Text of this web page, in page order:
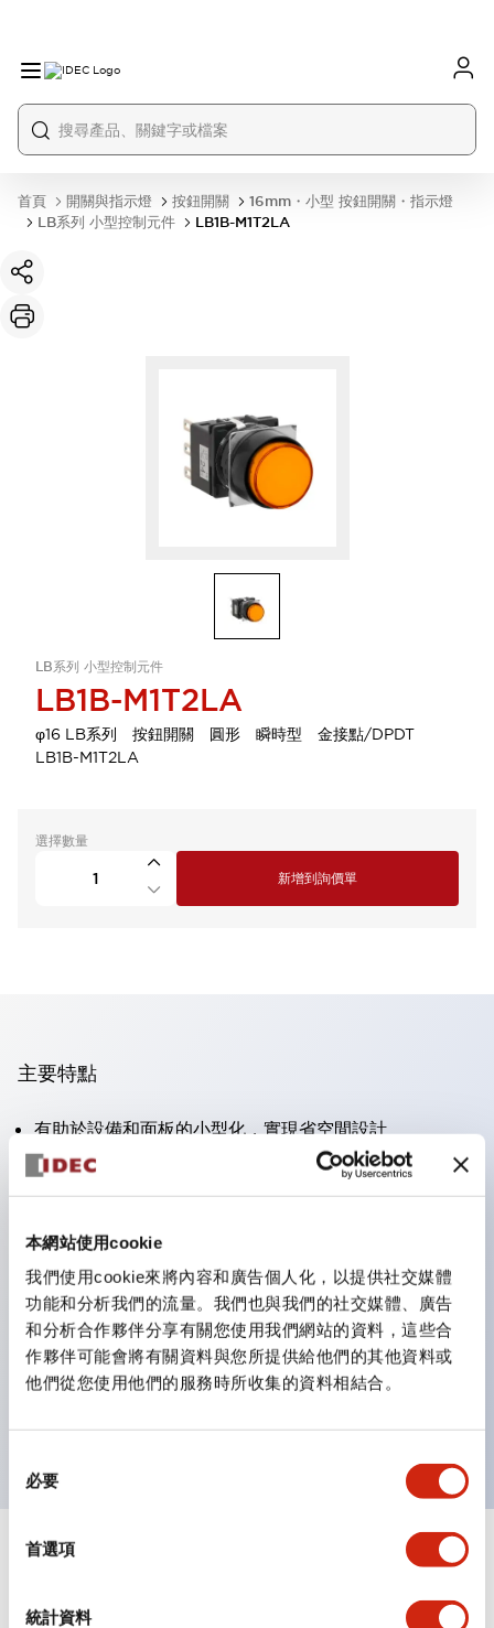
本網站使用cookie
我們使用cookie來將內容和廣告個人化，以提供社交媒體
功能和分析我們的流量。我們也與我們的社交媒體、廣告
和分析合作夥伴分享有關您使用我們網站的資料，這些合
作夥伴可能會將有關資料與您所提供給他們的其他資料或
他們從您使用他們的服務時所收集的資料相結合。
必要
首選項
統計資料
首頁 開關與指示燈 按鈕開關
16mm・小型 按鈕開關・指示燈
LB系列 小型控制元件
LB1B-M1T2LA
LB系列 小型控制元件
LB1B-M1T2LA
φ16 LB系列 按鈕開關 圓形 瞬時型 金接點/DPDT
LB1B-M1T2LA
選擇數量
新增到詢價單
主要特點
有助於設備和面板的小型化，實現省空間設計
支持分離型／一體板型
豐富的顏色變化
也提供可標記的照光鏡片類型（非照光）
桿開關等
優異的防水性能。保護結構IP65
按鈕開關、選擇開關、帶鎖選擇開關最大支持3c接點。
LED照光帶來明亮且鮮明的照光面
可用專用配件輕鬆更換為Φ22閃光輪廓型
規格 顯示全部+
審美規範